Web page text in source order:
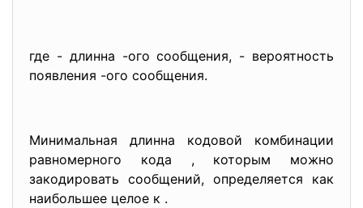
где - длинна -ого сообщения, - вероятность
появления -ого сообщения.
Минимальная длинна кодовой комбинации
равномерного кода , которым можно
закодировать сообщений, определяется как
наибольшее целое к .